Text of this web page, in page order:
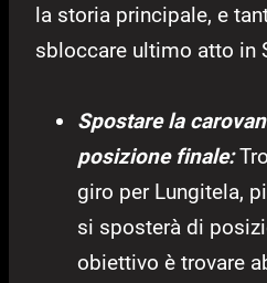
la storia principale, e
sbloccare ultimo atto in
Spostare la
posizione finale:
giro per Lungitela,
si sposterà di
obiettivo è trovare